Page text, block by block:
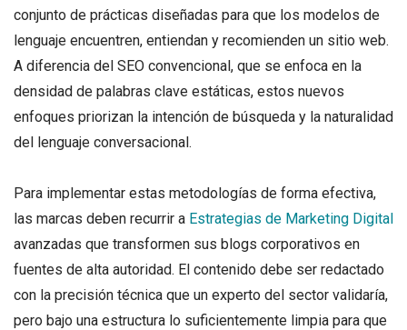
conjunto de prácticas diseñadas para que los modelos de
lenguaje encuentren, entiendan y recomienden un sitio web.
A diferencia del SEO convencional, que se enfoca en la
densidad de palabras clave estáticas, estos nuevos
enfoques priorizan la intención de búsqueda y la naturalidad
del lenguaje conversacional.
Para implementar estas metodologías de forma efectiva,
las marcas deben recurrir a Estrategias de Marketing Digital
avanzadas que transformen sus blogs corporativos en
fuentes de alta autoridad. El contenido debe ser redactado
con la precisión técnica que un experto del sector validaría,
pero bajo una estructura lo suficientemente limpia para que